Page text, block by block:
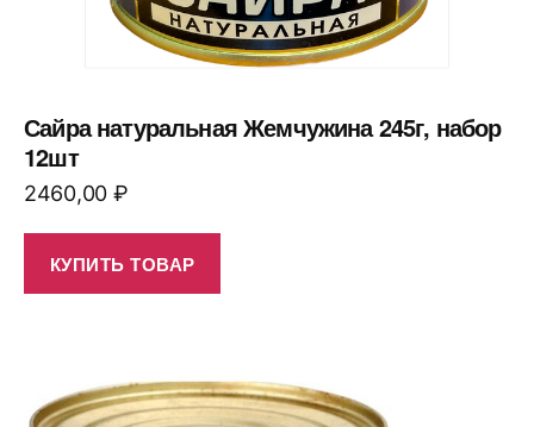
Сайра натуральная Жемчужина 245г, набор
12шт
2460,00 ₽
КУПИТЬ ТОВАР